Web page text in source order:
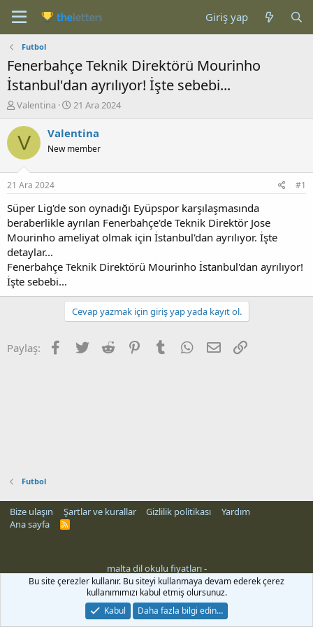
Giriş yap
Futbol
Fenerbahçe Teknik Direktörü Mourinho
İstanbul'dan ayrılıyor! İşte sebebi...
K
n
b
u
u
b
a
ş
l
a
t
a
n
Valentina
B
ş
a
ç
a
r
h
21 Ara 2024
V Valentina
New member
21 Ara 2024 #1
Süper Lig'de son oynadığı Eyüpspor karşılaşmasında
beraberlikle ayrılan Fenerbahçe'de Teknik Direktör Jose
Mourinho ameliyat olmak için İstanbul'dan ayrılıyor. İşte
detaylar...
Fenerbahçe Teknik Direktörü Mourinho İstanbul'dan ayrılıyor!
İşte sebebi...
Cevap yazmak için giriş yap yada kayıt ol.
Paylaş: Facebook
Twitter Reddit PinterestTumblr WhatsApp
E-posta
Futbol
Bize ulaşın Şartlar ve kurallar Gizlilik politikası
Yardım
Ana sayfa
R
malta dil okulu fiyatları-
Bu site çerezler kullanır. Bu siteyi kullanmaya devam ederek çerez
kullanımımızı kabul etmiş olursunuz.
Kabul
Daha fazla bilgi edin…